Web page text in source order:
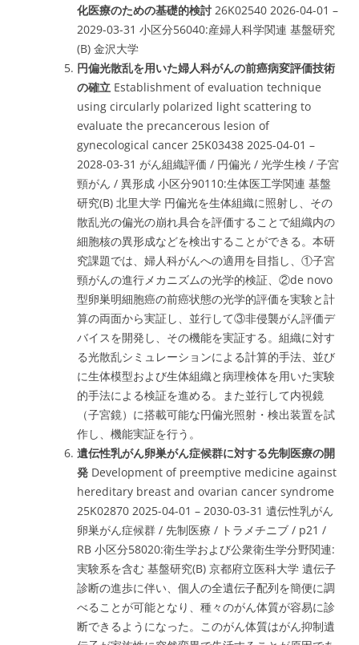
化医療のための基礎的検討 26K02540 2026-04-01 –
2029-03-31 小区分56040:産婦人科学関連 基盤研究
(B) 金沢大学
円偏光散乱を用いた婦人科がんの前癌病変評価技術
の確立 Establishment of evaluation technique
using circularly polarized light scattering to
evaluate the precancerous lesion of
gynecological cancer 25K03438 2025-04-01 –
2028-03-31 がん組織評価 / 円偏光 / 光学生検 / 子宮
頸がん / 異形成 小区分90110:生体医工学関連 基盤
研究(B) 北里大学 円偏光を生体組織に照射し、その
散乱光の偏光の崩れ具合を評価することで組織内の
細胞核の異形成などを検出することができる。本研
究課題では、婦人科がんへの適用を目指し、①子宮
頸がんの進行メカニズムの光学的検証、②de novo
型卵巣明細胞癌の前癌状態の光学的評価を実験と計
算の両面から実証し、並行して③非侵襲がん評価デ
バイスを開発し、その機能を実証する。組織に対す
る光散乱シミュレーションによる計算的手法、並び
に生体模型および生体組織と病理検体を用いた実験
的手法による検証を進める。また並行して内視鏡
（子宮鏡）に搭載可能な円偏光照射・検出装置を試
作し、機能実証を行う。
遺伝性乳がん卵巣がん症候群に対する先制医療の開
発 Development of preemptive medicine against
hereditary breast and ovarian cancer syndrome
25K02870 2025-04-01 – 2030-03-31 遺伝性乳がん
卵巣がん症候群 / 先制医療 / トラメチニブ / p21 /
RB 小区分58020:衛生学および公衆衛生学分野関連:
実験系を含む 基盤研究(B) 京都府立医科大学 遺伝子
診断の進歩に伴い、個人の全遺伝子配列を簡便に調
べることが可能となり、種々のがん体質が容易に診
断できるようになった。このがん体質はがん抑制遺